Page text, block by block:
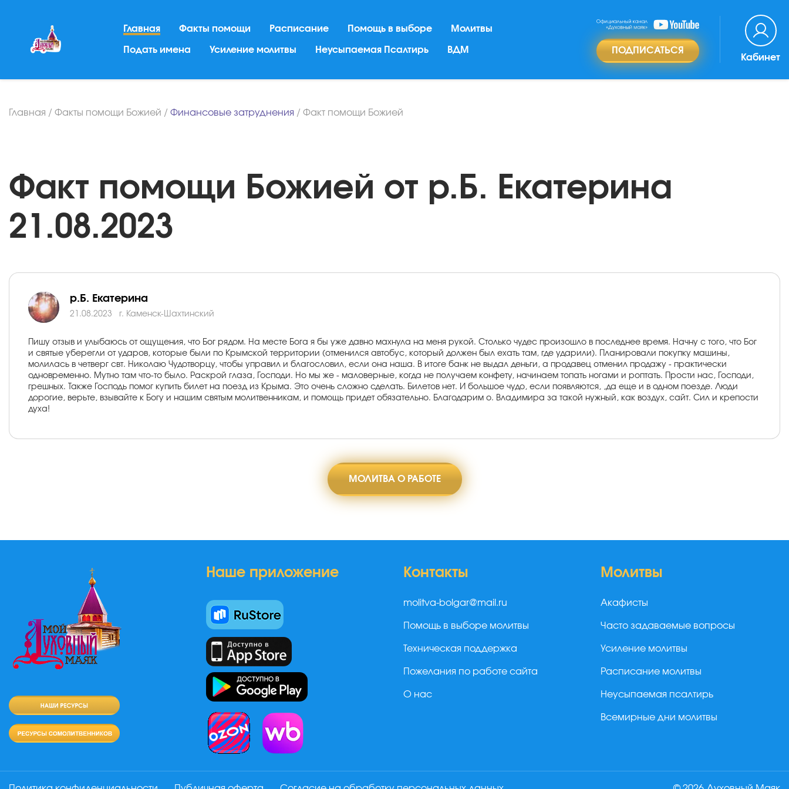
Главная Факты помощи Расписание Помощь в выборе Молитвы
Подать имена Усиление молитвы Неусыпаемая Псалтирь ВДМ ПОДПИСАТЬСЯ
Кабинет
Главная / Факты помощи Божией / Финансовые затруднения / Факт помощи Божией
Факт помощи Божией от р.Б. Екатерина
21.08.2023
р.Б. Екатерина
21.08.2023 г. Каменск-Шахтинский
Пишу отзыв и улыбаюсь от ощущения, что Бог рядом. На месте Бога я бы уже давно махнула на меня рукой. Столько чудес произошло в последнее время. Начну с того, что Бог
и святые уберегли от ударов, которые были по Крымской территории (отменился автобус, который должен был ехать там, где ударили). Планировали покупку машины,
молилась в четверг свт. Николаю Чудотворцу, чтобы управил и благословил, если она наша. В итоге банк не выдал деньги, а продавец отменил продажу - практически
одновременно. Мутно там что-то было. Раскрой глаза, Господи. Но мы же - маловерные, когда не получаем конфету, начинаем топать ногами и роптать. Прости нас, Господи,
грешных. Также Господь помог купить билет на поезд из Крыма. Это очень сложно сделать. Билетов нет. И большое чудо, если появляются, ,да еще и в одном поезде. Люди
дорогие, верьте, взывайте к Богу и нашим святым молитвенникам, и помощь придет обязательно. Благодарим о. Владимира за такой нужный, как воздух, сайт. Сил и крепости
духа!
МОЛИТВА О РАБОТЕ
Наше приложение Контакты
molitva-bolgar@mail.ru
Помощь в выборе молитвы
Техническая поддержка
Пожелания по работе сайта
О нас
Молитвы
Акафисты
Часто задаваемые вопросы
Усиление молитвы
Расписание молитвы
Неусыпаемая псалтирь
Всемирные дни молитвы